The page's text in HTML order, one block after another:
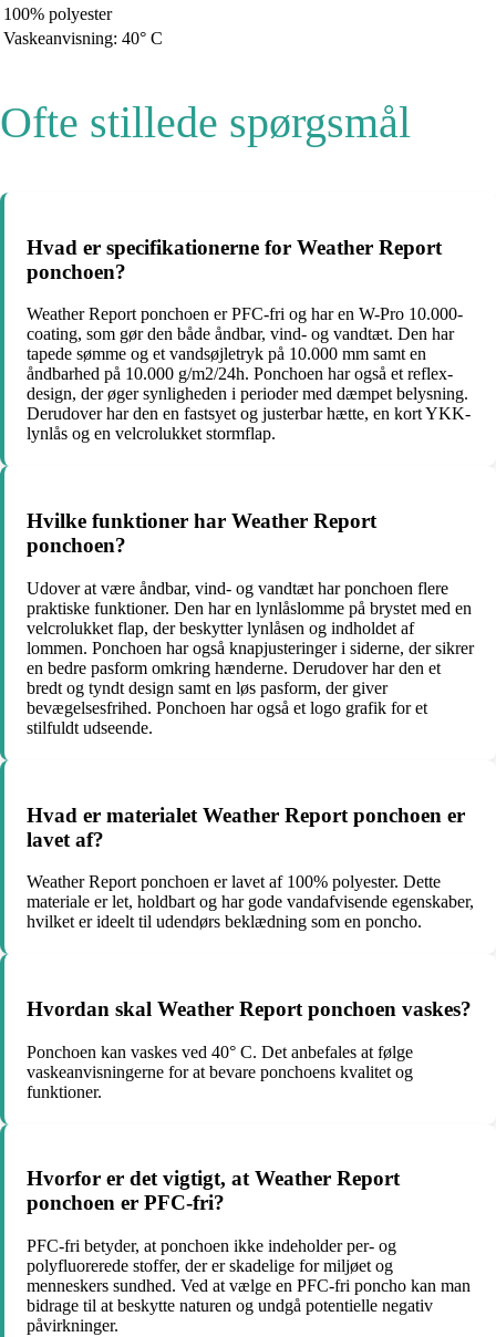
100% polyester
Vaskeanvisning: 40° C
Ofte stillede spørgsmål
Hvad er specifikationerne for Weather Report
ponchoen?
Weather Report ponchoen er PFC-fri og har en W-Pro 10.000-
coating, som gør den både åndbar, vind- og vandtæt. Den har
tapede sømme og et vandsøjletryk på 10.000 mm samt en
åndbarhed på 10.000 g/m2/24h. Ponchoen har også et reflex-
design, der øger synligheden i perioder med dæmpet belysning.
Derudover har den en fastsyet og justerbar hætte, en kort YKK-
lynlås og en velcrolukket stormflap.
Hvilke funktioner har Weather Report
ponchoen?
Udover at være åndbar, vind- og vandtæt har ponchoen flere
praktiske funktioner. Den har en lynlåslomme på brystet med en
velcrolukket flap, der beskytter lynlåsen og indholdet af
lommen. Ponchoen har også knapjusteringer i siderne, der sikrer
en bedre pasform omkring hænderne. Derudover har den et
bredt og tyndt design samt en løs pasform, der giver
bevægelsesfrihed. Ponchoen har også et logo grafik for et
stilfuldt udseende.
Hvad er materialet Weather Report ponchoen er
lavet af?
Weather Report ponchoen er lavet af 100% polyester. Dette
materiale er let, holdbart og har gode vandafvisende egenskaber,
hvilket er ideelt til udendørs beklædning som en poncho.
Hvordan skal Weather Report ponchoen vaskes?
Ponchoen kan vaskes ved 40° C. Det anbefales at følge
vaskeanvisningerne for at bevare ponchoens kvalitet og
funktioner.
Hvorfor er det vigtigt, at Weather Report
ponchoen er PFC-fri?
PFC-fri betyder, at ponchoen ikke indeholder per- og
polyfluorerede stoffer, der er skadelige for miljøet og
menneskers sundhed. Ved at vælge en PFC-fri poncho kan man
bidrage til at beskytte naturen og undgå potentielle negativ
påvirkninger.